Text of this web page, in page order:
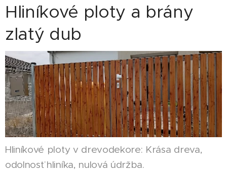
Hliníkové ploty a brány
zlatý dub
Hliníkové ploty v drevodekore: Krása dreva,
odolnosť hliníka, nulová údržba.